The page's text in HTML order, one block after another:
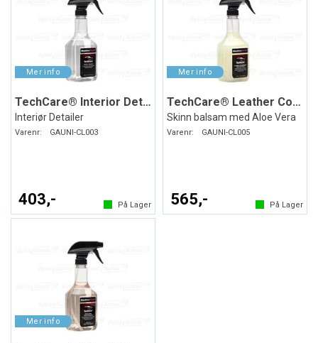
TechCare® Interior Detailer
Interiør Detailer
Varenr: GAUNI-CL003
403,- På Lager
TechCare® Leather Conditioner
Skinn balsam med Aloe Vera
Varenr: GAUNI-CL005
565,- På Lager